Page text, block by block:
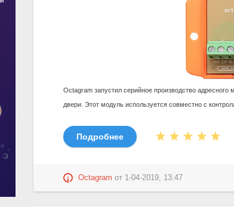
Octagram запустил серийное производство
двери. Этот модуль используется совместно с
Подробнее
Octagram от 1-04-2019, 13:47